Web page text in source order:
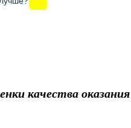
качества оказания